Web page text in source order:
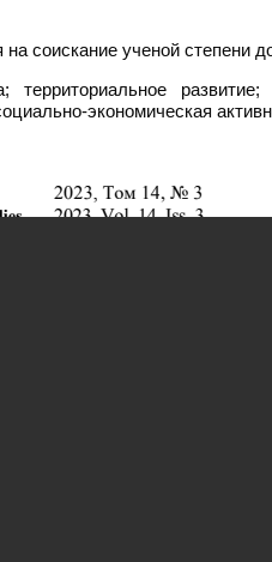
соискание ученой степени
развитие;
экономическая